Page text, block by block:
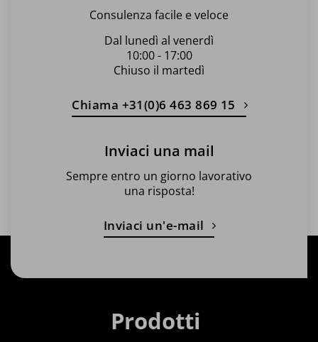
Consulenza facile e veloce
Dal lunedì al venerdì
10:00 - 17:00
Chiuso il martedì
Chiama +31(0)6 463 869 15
Inviaci una mail
Sempre entro un giorno lavorativo
una risposta!
Inviaci un'e-mail
Prodotti